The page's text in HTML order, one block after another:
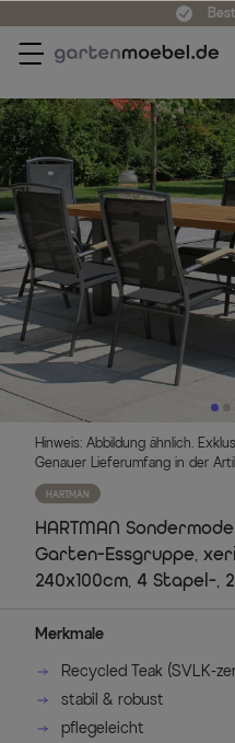
Hinweis: Abbildung ähnlich.
Genauer Lieferumfang in der
HARTMAN
HARTMAN
Garten-Essgruppe,
240x100cm, 4 Stapel-,
Merkmale
Recycled Teak (SVLK-
stabil & robust
pflegeleicht